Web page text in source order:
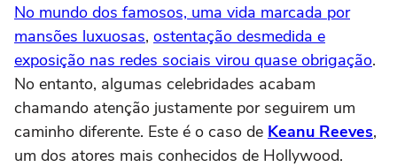
No mundo dos famosos, uma vida marcada por
mansões luxuosas, ostentação desmedida e
exposição nas redes sociais virou quase obrigação.
No entanto, algumas celebridades acabam
chamando atenção justamente por seguirem um
caminho diferente. Este é o caso de Keanu Reeves,
um dos atores mais conhecidos de Hollywood.